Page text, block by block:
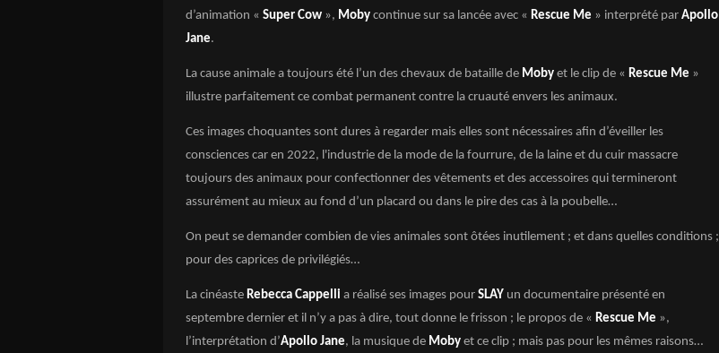
d’animation « Super Cow », Moby continue sur sa lancée avec « Rescue Me » interprété par Apollo
Jane.
La cause animale a toujours été l’un des chevaux de bataille de Moby et le clip de « Rescue Me »
illustre parfaitement ce combat permanent contre la cruauté envers les animaux.
Ces images choquantes sont dures à regarder mais elles sont nécessaires afin d’éveiller les
consciences car en 2022, l'industrie de la mode de la fourrure, de la laine et du cuir massacre
toujours des animaux pour confectionner des vêtements et des accessoires qui termineront
assurément au mieux au fond d’un placard ou dans le pire des cas à la poubelle…
On peut se demander combien de vies animales sont ôtées inutilement ; et dans quelles conditions ;
pour des caprices de privilégiés…
La cinéaste Rebecca Cappelli a réalisé ses images pour SLAY un documentaire présenté en
septembre dernier et il n’y a pas à dire, tout donne le frisson ; le propos de « Rescue Me »,
l’interprétation d’Apollo Jane, la musique de Moby et ce clip ; mais pas pour les mêmes raisons…